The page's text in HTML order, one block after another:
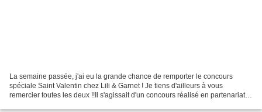
La semaine passée, j'ai eu la grande chance de remporter le concours
spéciale Saint Valentin chez Lili & Garnet ! Je tiens d'ailleurs à vous
remercier toutes les deux !!Il s'agissait d'un concours réalisé en partenariat